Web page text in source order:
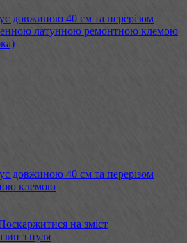
довжиною 40 см та перерізом
латунною ремонтною клемою
довжиною 40 см та перерізом
клемою
на зміст
з нуля